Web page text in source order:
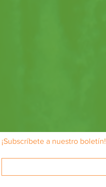
¡Subscríbete a nuestro boletín!